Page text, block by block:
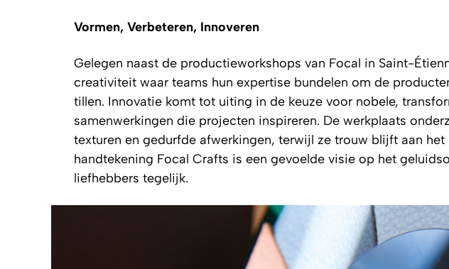
Vormen, Verbeteren, Innoveren
Gelegen naast de productieworkshops van Focal in Saint-
creativiteit waar teams hun expertise bundelen om de
tillen. Innovatie komt tot uiting in de keuze voor nobele,
samenwerkingen die projecten inspireren. De werkplaats
texturen en gedurfde afwerkingen, terwijl ze trouw blijft aan het
handtekening Focal Crafts is een gevoelde visie op het
liefhebbers tegelijk.